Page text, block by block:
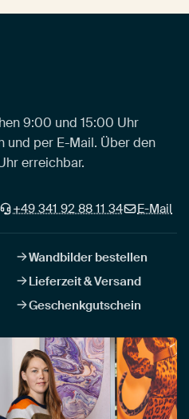
9:00 und 15:00 Uhr
und per E-Mail. Über den
erreichbar.
+49 341 92 88 11 34 E-Mail
Wandbilder bestellen
Lieferzeit & Versand
Geschenkgutschein